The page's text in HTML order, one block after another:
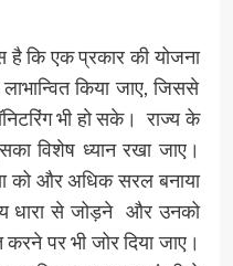
है कि एक प्रकार की योजना
किया जाए, जिससे
भी हो सके। राज्य के
विशेष ध्यान रखा जाए।
को और अधिक सरल बनाया
धारा से जोड़ने और उनको
पर भी जोर दिया जाए।